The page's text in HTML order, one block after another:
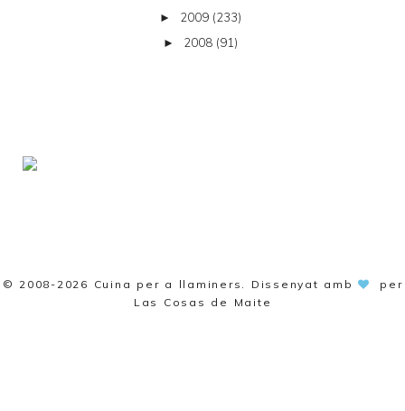
► 2009 (233)
► 2008 (91)
© 2008-2026 Cuina per a llaminers . Dissenyat amb
per
Las Cosas de Maite